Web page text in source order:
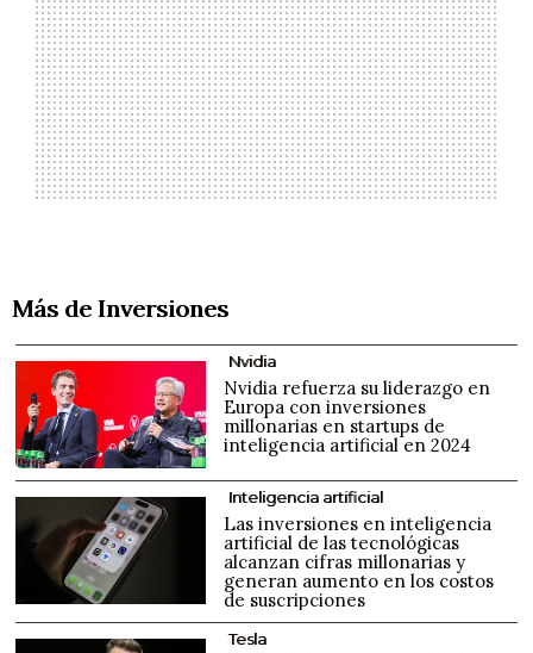
Más de Inversiones
Nvidia
Nvidia refuerza su liderazgo en
Europa con inversiones
millonarias en startups de
inteligencia artificial en 2024
Inteligencia artificial
Las inversiones en inteligencia
artificial de las tecnológicas
alcanzan cifras millonarias y
generan aumento en los costos
de suscripciones
Tesla